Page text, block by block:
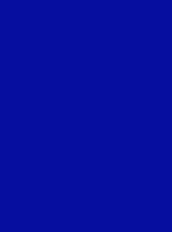
Incendios
Térmica
Fotovoltaica